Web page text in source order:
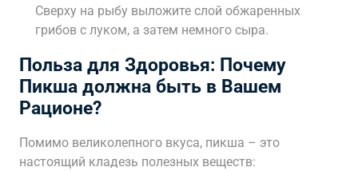
Сверху на рыбу выложите слой обжаренных
грибов с луком, а затем немного сыра.
Польза для Здоровья: Почему
Пикша должна быть в Вашем
Рационе?
Помимо великолепного вкуса, пикша – это
настоящий кладезь полезных веществ: